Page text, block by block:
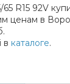
R15 92V
ценам в
в каталоге.